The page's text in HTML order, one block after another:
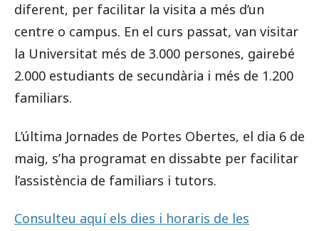
diferent, per facilitar la visita a més d’un
centre o campus. En el curs passat, van visitar
la Universitat més de 3.000 persones, gairebé
2.000 estudiants de secundària i més de 1.200
familiars.
L’última Jornades de Portes Obertes, el dia 6 de
maig, s’ha programat en dissabte per facilitar
l’assistència de familiars i tutors.
Consulteu aquí els dies i horaris de les